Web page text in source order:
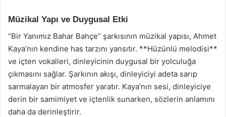
Müzikal Yapı ve Duygusal Etki
“Bir Yanımız Bahar Bahçe” şarkısının müzikal yapısı, Ahmet
Kaya’nın kendine has tarzını yansıtır. **Hüzünlü melodisi**
ve içten vokalleri, dinleyicinin duygusal bir yolculuğa
çıkmasını sağlar. Şarkının akışı, dinleyiciyi adeta sarıp
sarmalayan bir atmosfer yaratır. Kaya’nın sesi, dinleyiciye
derin bir samimiyet ve içtenlik sunarken, sözlerin anlamını
daha da derinleştirir.